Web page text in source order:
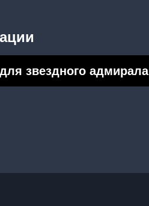
звездного адмирала